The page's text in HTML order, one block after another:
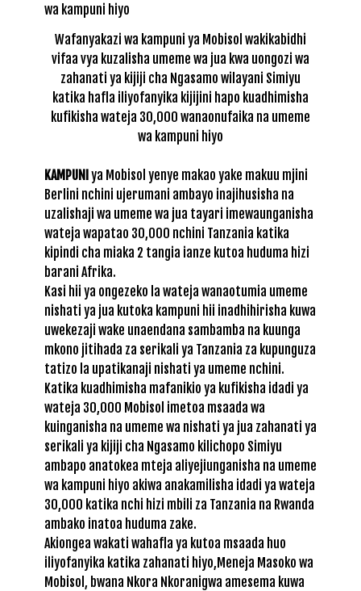
Wafanyakazi wa kampuni ya Mobisol wakikabidhi
vifaa vya kuzalisha umeme wa jua kwa uongozi wa
zahanati ya kijiji cha Ngasamo wilayani Simiyu
katika hafla iliyofanyika kijijini hapo kuadhimisha
kufikisha wateja 30,000 wanaonufaika na umeme
wa kampuni hiyo
KAMPUNIya Mobisol yenye makao yake makuu mjini
Berlini nchini ujerumani ambayo inajihusisha na
uzalishaji wa umeme wa jua tayari imewaunganisha
wateja wapatao 30,000 nchini Tanzania katika
kipindi cha miaka 2 tangia ianze kutoa huduma hizi
barani Afrika.
Kasi hii ya ongezeko la wateja wanaotumia umeme
nishati ya jua kutoka kampuni hii inadhihirisha kuwa
uwekezaji wake unaendana sambamba na kuunga
mkono jitihada za serikali ya Tanzania za kupunguza
tatizo la upatikanaji nishati ya umeme nchini.
Katika kuadhimisha mafanikio ya kufikisha idadi ya
wateja 30,000 Mobisol imetoa msaada wa
kuinganisha na umeme wa nishati ya jua zahanati ya
serikali ya kijiji cha Ngasamo kilichopo Simiyu
ambapo anatokea mteja aliyejiunganisha na umeme
wa kampuni hiyo akiwa anakamilisha idadi ya wateja
30,000 katika nchi hizi mbili za Tanzania na Rwanda
ambako inatoa huduma zake.
Akiongea wakati wahafla ya kutoa msaada huo
iliyofanyika katika zahanati hiyo,Meneja Masoko wa
Mobisol, bwana Nkora Nkoranigwa amesema kuwa